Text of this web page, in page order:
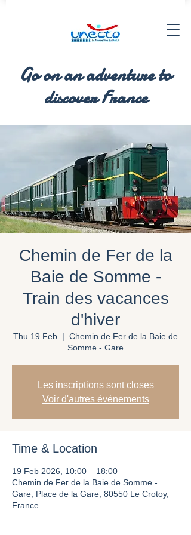
Go on an adventure to
discover France
Chemin de Fer de la
Baie de Somme -
Train des vacances
d'hiver
Thu 19 Feb
  |
Chemin de Fer de la Baie de
Somme - Gare
Les inscriptions sont closes
Voir d'autres événements
Time & Location
19 Feb 2026, 10:00 – 18:00
Chemin de Fer de la Baie de Somme -
Gare, Place de la Gare, 80550 Le Crotoy,
France